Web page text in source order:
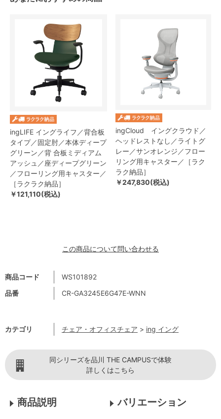
商品コード
WS101892
品番
CR-GA3245E6G47E-WNN
カテゴリ チェア・オフィスチェア > ing イング
ingLIFE イングライフ／背合板
タイプ／固定肘／本体ディープ
グリーン／背 合板ミディアム
アッシュ／座ディープグリーン
／フローリング用キャスター／
［ラクラク納品］
￥121,110(税込)
ingCloud イングクラウド／
ヘッドレストなし／ライトグ
レー／サンオレンジ／フロー
リング用キャスター／［ラク
ラク納品］
￥247,830(税込)
この商品について問い合わせる
同シリーズを品川 THE CAMPUSで体験
詳しくはこちら
商品説明 バリエーション